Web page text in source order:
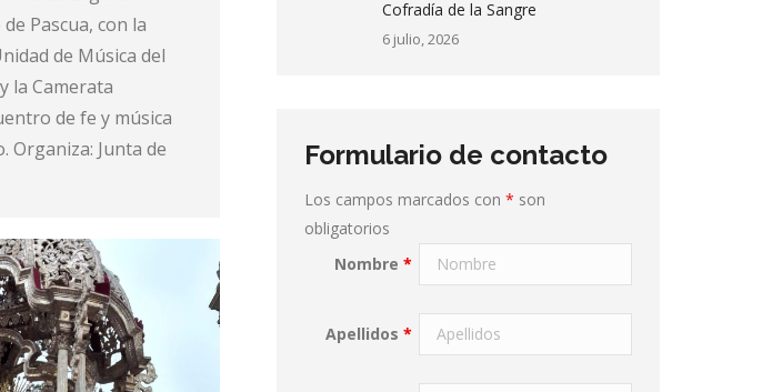
Pascua, con la
de Música del
la Camerata
de fe y música
Organiza: Junta de
Cofradía de la Sangre
6 julio, 2026
Formulario de contacto
Los campos marcados con * son
obligatorios
Nombre*
Apellidos*